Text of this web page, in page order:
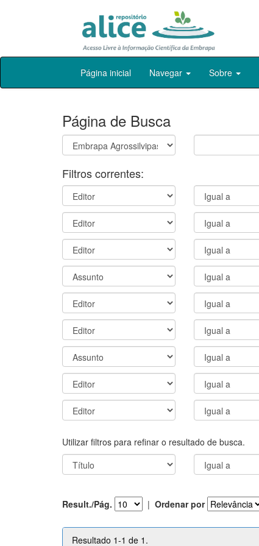
Skip
Página inicial Navegar Sobre
Página de Busca
Filtros correntes:
Utilizar filtros para refinar o resultado de busca.
Result./Pág. | Ordenar por
Resultado 1-1 de 1.